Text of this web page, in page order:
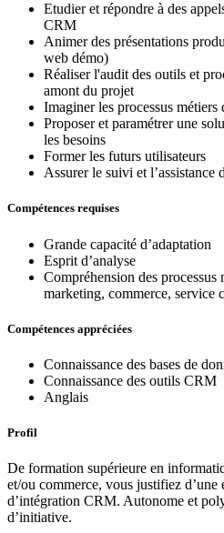
Etudier et répondre à des
CRM
Animer des présentations
web démo)
Réaliser l'audit des outils et
amont du projet
Imaginer les processus métiers
Proposer et paramétrer une
les besoins
Former les futurs utilisateurs
Assurer le suivi et l’assistance
Compétences requises
Grande capacité d’adaptation
Esprit d’analyse
Compréhension des processus
marketing, commerce, service
Compétences appréciées
Connaissance des bases de
Connaissance des outils CRM
Anglais
Profil
De formation supérieure en
et/ou commerce, vous justifiez d’une
d’intégration CRM. Autonome et
d’initiative.